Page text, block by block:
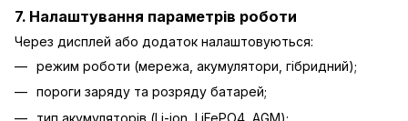
7. Налаштування параметрів роботи
Через дисплей або додаток налаштовуються:
режим роботи (мережа, акумулятори, гібридний);
пороги заряду та розряду батарей;
тип акумуляторів (Li-ion, LiFePO4, AGM);